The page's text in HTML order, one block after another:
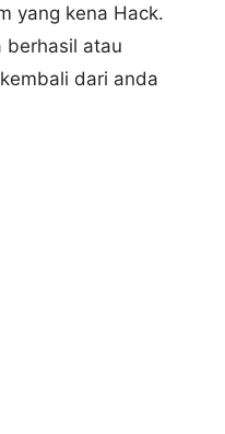
yang kena Hack.
berhasil atau
dari anda